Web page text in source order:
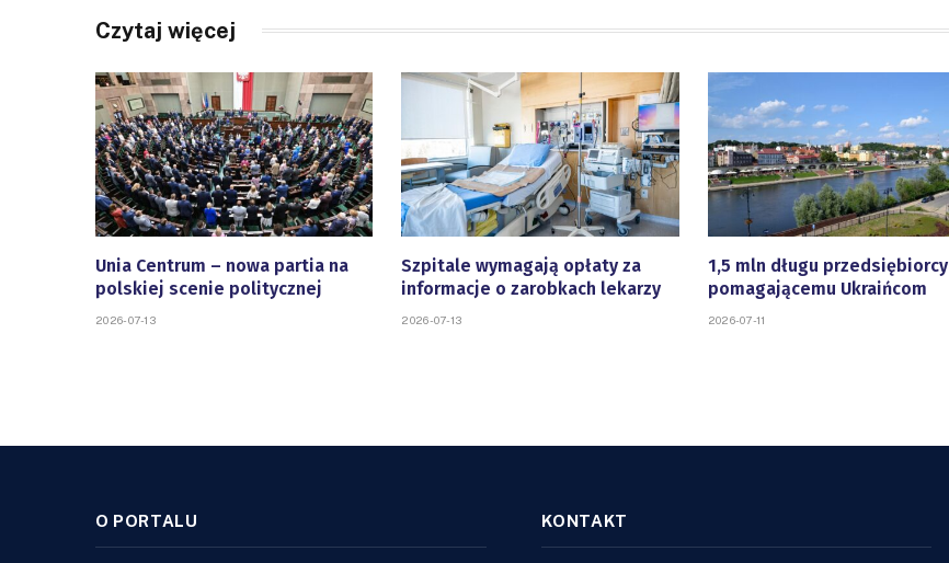
Czytaj więcej
Unia Centrum – nowa partia na
polskiej scenie politycznej
2026-07-13
Szpitale wymagają opłaty za
informacje o zarobkach lekarzy
2026-07-13
1,5 mln długu przedsiębiorcy
pomagającemu Ukraińcom
2026-07-11
O PORTALU KONTAKT